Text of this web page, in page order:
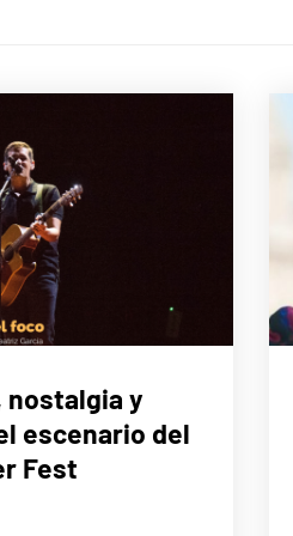
nostalgia y
escenario del
Fest